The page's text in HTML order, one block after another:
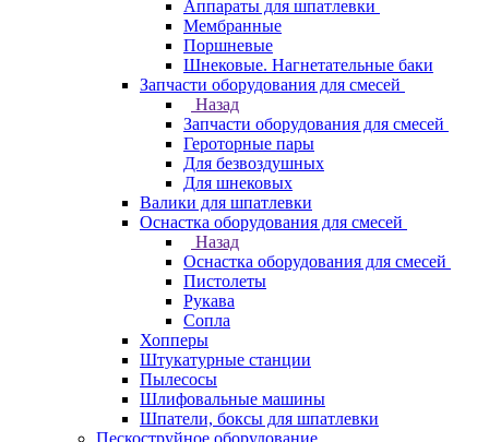
Аппараты для шпатлевки
Мембранные
Поршневые
Шнековые. Нагнетательные баки
Запчасти оборудования для смесей
Назад
Запчасти оборудования для смесей
Героторные пары
Для безвоздушных
Для шнековых
Валики для шпатлевки
Оснастка оборудования для смесей
Назад
Оснастка оборудования для смесей
Пистолеты
Рукава
Сопла
Хопперы
Штукатурные станции
Пылесосы
Шлифовальные машины
Шпатели, боксы для шпатлевки
Пескоструйное оборудование